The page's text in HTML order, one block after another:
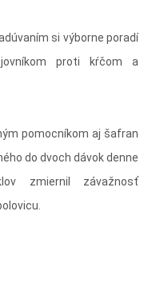
si výborne poradí
proti kŕčom a
pomocníkom aj šafran
do dvoch dávok denne
zmiernil závažnosť